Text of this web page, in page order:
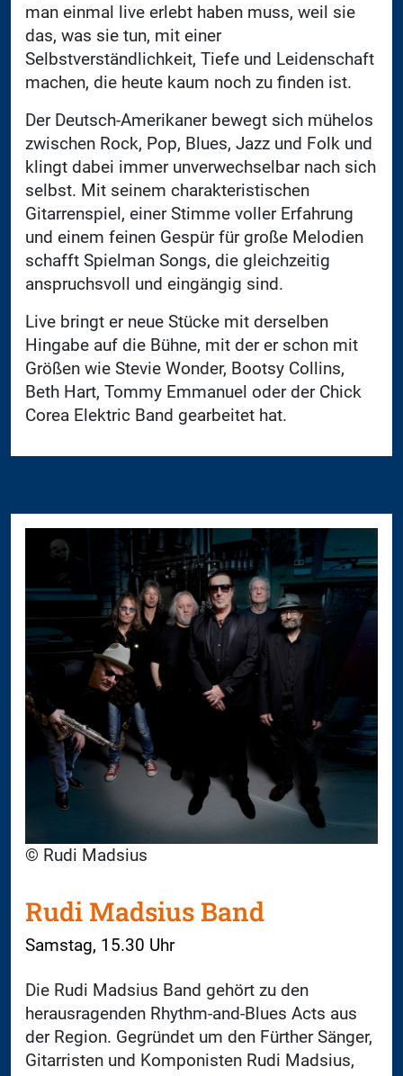
man einmal live erlebt haben muss, weil sie
das, was sie tun, mit einer
Selbstverständlichkeit, Tiefe und Leidenschaft
machen, die heute kaum noch zu finden ist.
Der Deutsch-Amerikaner bewegt sich mühelos
zwischen Rock, Pop, Blues, Jazz und Folk und
klingt dabei immer unverwechselbar nach sich
selbst. Mit seinem charakteristischen
Gitarrenspiel, einer Stimme voller Erfahrung
und einem feinen Gespür für große Melodien
schafft Spielman Songs, die gleichzeitig
anspruchsvoll und eingängig sind.
Live bringt er neue Stücke mit derselben
Hingabe auf die Bühne, mit der er schon mit
Größen wie Stevie Wonder, Bootsy Collins,
Beth Hart, Tommy Emmanuel oder der Chick
Corea Elektric Band gearbeitet hat.
© Rudi Madsius
Rudi Madsius Band
Samstag, 15.30 Uhr
Die Rudi Madsius Band gehört zu den
herausragenden Rhythm-and-Blues Acts aus
der Region. Gegründet um den Fürther Sänger,
Gitarristen und Komponisten Rudi Madsius,